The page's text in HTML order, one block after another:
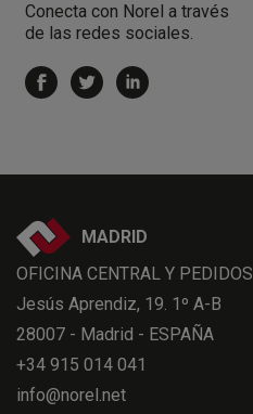
Conecta con Norel a través
de las redes sociales.
MADRID
OFICINA CENTRAL Y PEDIDOS
Jesús Aprendiz, 19. 1º A-B
28007 - Madrid - ESPAÑA
+34 915 014 041
info@norel.net